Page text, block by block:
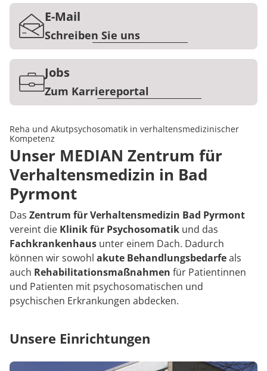
Pneumologie
Rheumatologie
Blog
Karriere
E-Mail
Schreiben Sie uns
Jobs
Zum Karriereportal
Reha und Akutpsychosomatik in verhaltensmedizinischer
Kompetenz
Unser MEDIAN Zentrum für
Verhaltensmedizin in Bad
Pyrmont
Das Zentrum für Verhaltensmedizin Bad Pyrmont
vereint die Klinik für Psychosomatik und das
Fachkrankenhaus unter einem Dach. Dadurch
können wir sowohl akute Behandlungsbedarfeals
auch Rehabilitationsmaßnahmen für Patientinnen
und Patienten mit psychosomatischen und
psychischen Erkrankungen abdecken.
Unsere Einrichtungen